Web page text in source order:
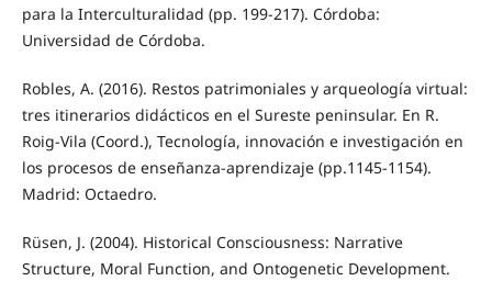
para la Interculturalidad (pp. 199-217). Córdoba:
Universidad de Córdoba.
Robles, A. (2016). Restos patrimoniales y arqueología virtual:
tres itinerarios didácticos en el Sureste peninsular. En R.
Roig-Vila (Coord.), Tecnología, innovación e investigación en
los procesos de enseñanza-aprendizaje (pp.1145-1154).
Madrid: Octaedro.
Rüsen, J. (2004). Historical Consciousness: Narrative
Structure, Moral Function, and Ontogenetic Development.